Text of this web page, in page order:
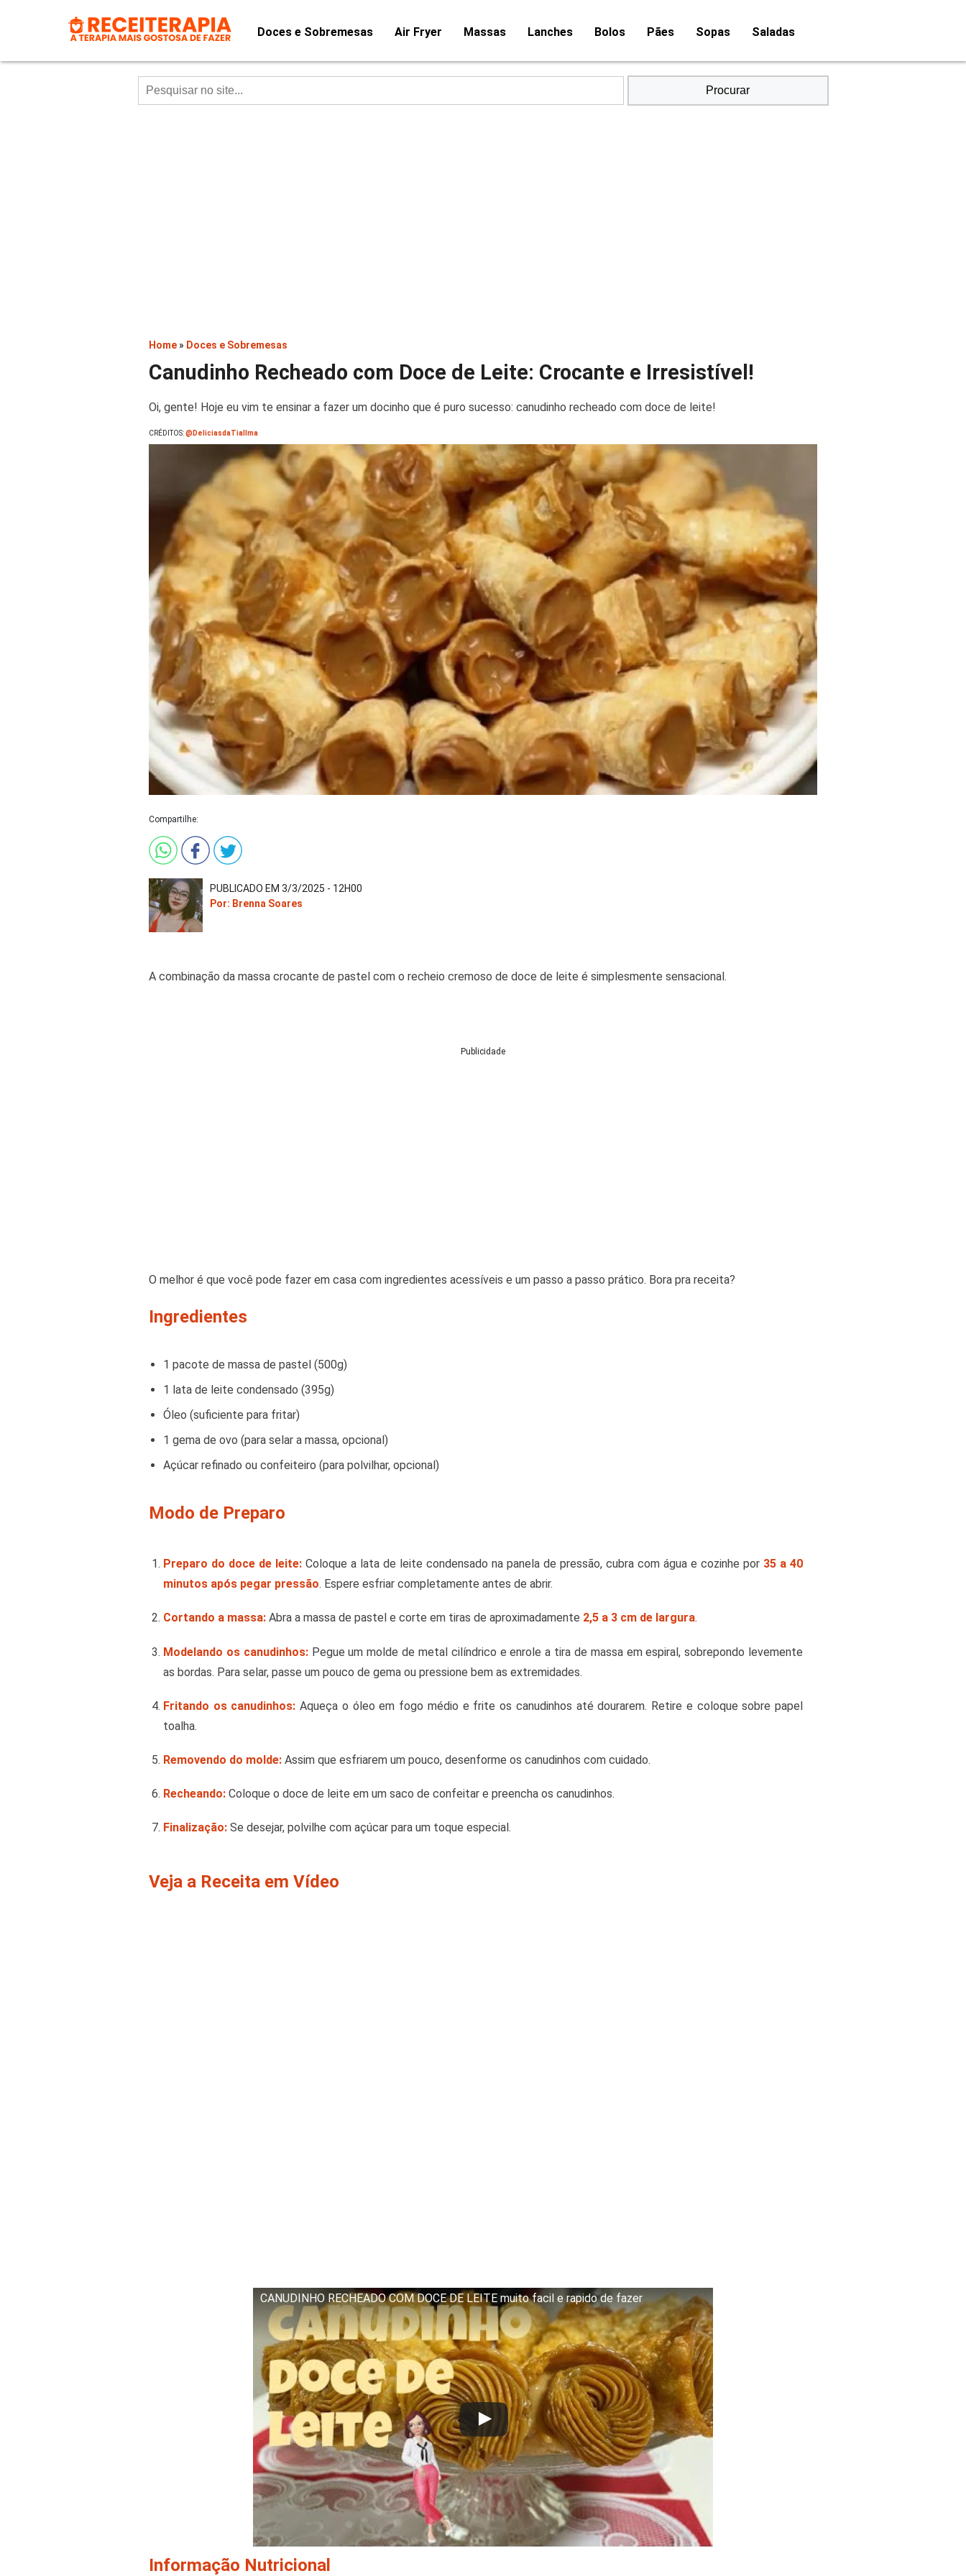
Doces e Sobremesas Air Fryer Massas Lanches Bolos Pães Sopas Saladas
Procurar
Home » Doces e Sobremesas
Canudinho Recheado com Doce de Leite: Crocante e Irresistível!
Oi, gente! Hoje eu vim te ensinar a fazer um docinho que é puro sucesso: canudinho recheado com doce de leite!
CRÉDITOS:@DeliciasdaTiaIlma
Compartilhe:
PUBLICADO EM 3/3/2025 - 12H00
Por: Brenna Soares
A combinação da massa crocante de pastel com o recheio cremoso de doce de leite é simplesmente sensacional.
Publicidade
O melhor é que você pode fazer em casa com ingredientes acessíveis e um passo a passo prático. Bora pra receita?
Ingredientes
1 pacote de massa de pastel (500g)
1 lata de leite condensado (395g)
Óleo (suficiente para fritar)
1 gema de ovo (para selar a massa, opcional)
Açúcar refinado ou confeiteiro (para polvilhar, opcional)
Modo de Preparo
Preparo do doce de leite: Coloque a lata de leite condensado na panela de pressão, cubra com água e cozinhe por 35 a 40
minutos após pegar pressão. Espere esfriar completamente antes de abrir.
Cortando a massa: Abra a massa de pastel e corte em tiras de aproximadamente 2,5 a 3 cm de largura.
Modelando os canudinhos:Pegue um molde de metal cilíndrico e enrole a tira de massa em espiral, sobrepondo levemente
as bordas. Para selar, passe um pouco de gema ou pressione bem as extremidades.
Fritando os canudinhos: Aqueça o óleo em fogo médio e frite os canudinhos até dourarem. Retire e coloque sobre papel
toalha.
Removendo do molde: Assim que esfriarem um pouco, desenforme os canudinhos com cuidado.
Recheando: Coloque o doce de leite em um saco de confeitar e preencha os canudinhos.
Finalização: Se desejar, polvilhe com açúcar para um toque especial.
Veja a Receita em Vídeo
CANUDINHO RECHEADO COM DOCE DE LEITE muito facil e rapido de fazer
Informação Nutricional